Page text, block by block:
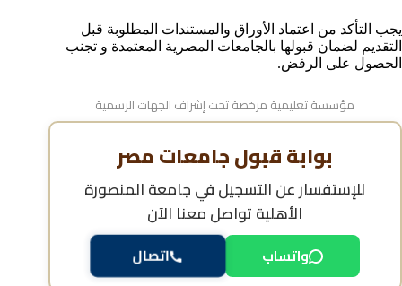
يجب التأكد من اعتماد الأوراق والمستندات المطلوبة قبل
التقديم لضمان قبولها بالجامعات المصرية المعتمدة و تجنب
الحصول على الرفض.
مؤسسة تعليمية مرخصة تحت إشراف الجهات الرسمية
بوابة قبول جامعات مصر
للإستفسار عنالتسجيل في جامعة المنصورة
الأهليةتواصل معنا الآن
واتساب اتصال